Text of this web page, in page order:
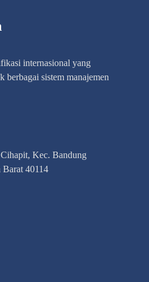
internasional yang
berbagai sistem manajemen
Kec. Bandung
Barat 40114